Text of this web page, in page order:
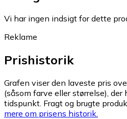
Vi har ingen indsigt for dette
Reklame
Prishistorik
Grafen viser den laveste pris
(såsom farve eller størrelse),
tidspunkt. Fragt og brugte
mere om prisens historik.